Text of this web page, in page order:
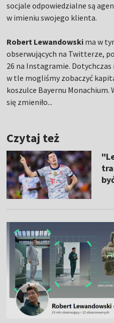
socjale odpowiedzialne są
w imieniu swojego klienta.
Robert Lewandowski ma w
obserwujących na Twitterze,
26 na Instagramie.
w tle mogliśmy zobaczyć
koszulce Bayernu Monachium.
się zmieniło...
Czytaj też